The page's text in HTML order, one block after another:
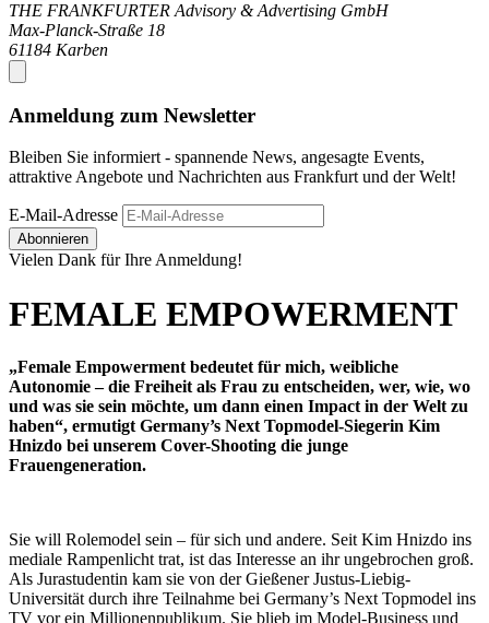
THE FRANKFURTER Advisory & Advertising GmbH
Max-Planck-Straße 18
61184 Karben
Anmeldung zum Newsletter
Bleiben Sie informiert - spannende News, angesagte Events,
attraktive Angebote und Nachrichten aus Frankfurt und der Welt!
E-Mail-Adresse
Abonnieren
Vielen Dank für Ihre Anmeldung!
FEMALE EMPOWERMENT
„Female Empowerment bedeutet für mich, weibliche
Autonomie – die Freiheit als Frau zu entscheiden, wer, wie, wo
und was sie sein möchte, um dann einen Impact in der Welt zu
haben“, ermutigt Germany’s Next Topmodel-Siegerin Kim
Hnizdo bei unserem Cover-Shooting die junge
Frauengeneration.
Sie will Rolemodel sein – für sich und andere. Seit Kim Hnizdo ins
mediale Rampenlicht trat, ist das Interesse an ihr ungebrochen groß.
Als Jurastudentin kam sie von der Gießener Justus-Liebig-
Universität durch ihre Teilnahme bei Germany’s Next Topmodel ins
TV vor ein Millionenpublikum. Sie blieb im Model-Business und